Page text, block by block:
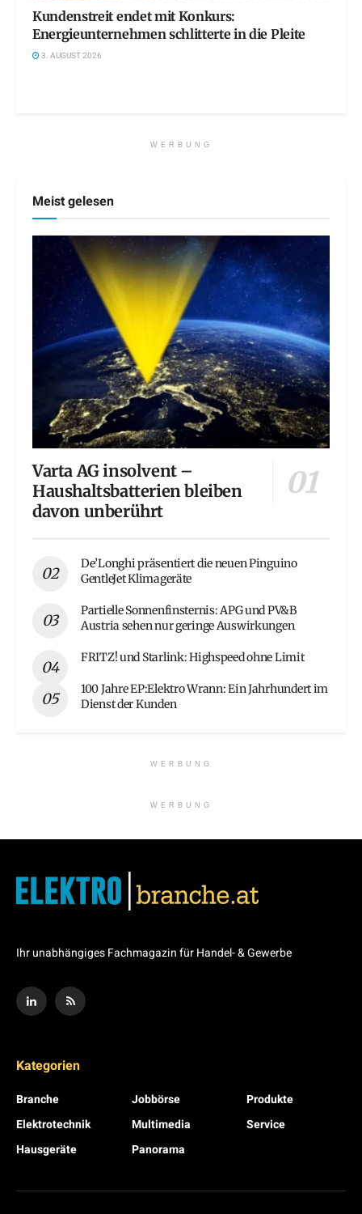
Kundenstreit endet mit Konkurs:
Energieunternehmen schlitterte in die Pleite
3. AUGUST 2026
WERBUNG
Meist gelesen
Varta AG insolvent –
Haushaltsbatterien bleiben
davon unberührt
De’Longhi präsentiert die neuen Pinguino
GentleJet Klimageräte
Partielle Sonnenfinsternis: APG und PV&B
Austria sehen nur geringe Auswirkungen
FRITZ! und Starlink: Highspeed ohne Limit
100 Jahre EP:Elektro Wrann: Ein Jahrhundert im
Dienst der Kunden
WERBUNG
WERBUNG
Ihr unabhängiges Fachmagazin für Handel- & Gewerbe
Kategorien
Branche
Elektrotechnik
Hausgeräte
Jobbörse
Multimedia
Panorama
Produkte
Service